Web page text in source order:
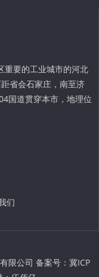
重要的工业城市的河北
省会石家庄，南至济
国道贯穿本市，地理位
们
限公司 备案号： 冀ICP